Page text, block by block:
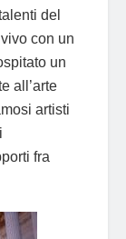
del
con un
un
all’arte
artisti
fra